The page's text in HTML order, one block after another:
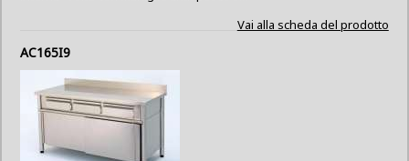
Vai alla scheda del prodotto
AC165I9